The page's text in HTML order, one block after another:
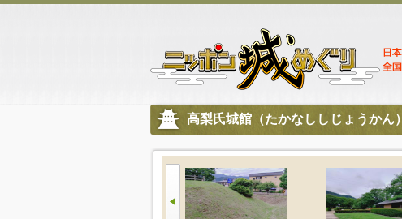
高梨氏城館（たかなししじょうかん）